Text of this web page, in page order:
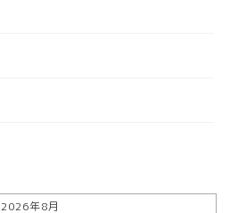
2026年8月